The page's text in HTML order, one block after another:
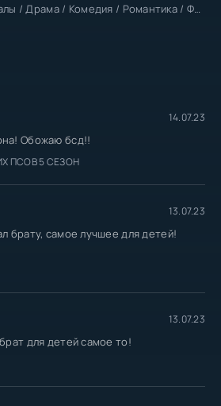
Аниме сериалы / Драма / Комедия / Романтика / Фантастика / Анонсы
14.07.23
Обожаю бсд!!
ПСОВ 5 СЕЗОН
13.07.23
брату, самое лучшее для детей!
13.07.23
для детей самое то!